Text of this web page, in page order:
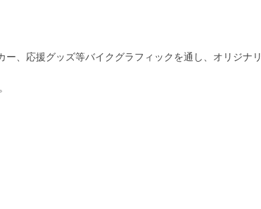
、応援グッズ等バイクグラフィックを通し、オリジナリ